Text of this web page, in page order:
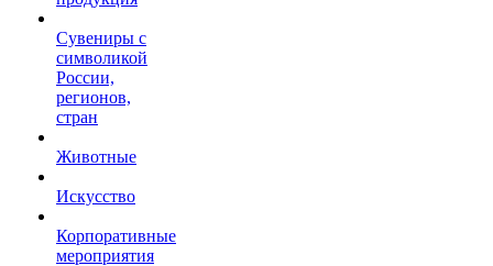
Сувениры с
символикой
России,
регионов,
стран
Животные
Искусство
Корпоративные
мероприятия